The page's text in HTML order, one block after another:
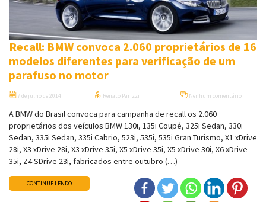
Recall: BMW convoca 2.060 proprietários de 16
modelos diferentes para verificação de um
parafuso no motor
7 de julho de 2014 Renato Parizzi Nenhum comentário
A BMW do Brasil convoca para campanha de recall os 2.060
proprietários dos veículos BMW 130i, 135i Coupé, 325i Sedan, 330i
Sedan, 335i Sedan, 335i Cabrio, 523i, 535i, 535i Gran Turismo, X1 xDrive
28i, X3 xDrive 28i, X3 xDrive 35i, X5 xDrive 35i, X5 xDrive 30i, X6 xDrive
35i, Z4 SDrive 23i, fabricados entre outubro (…)
CONTINUE LENDO